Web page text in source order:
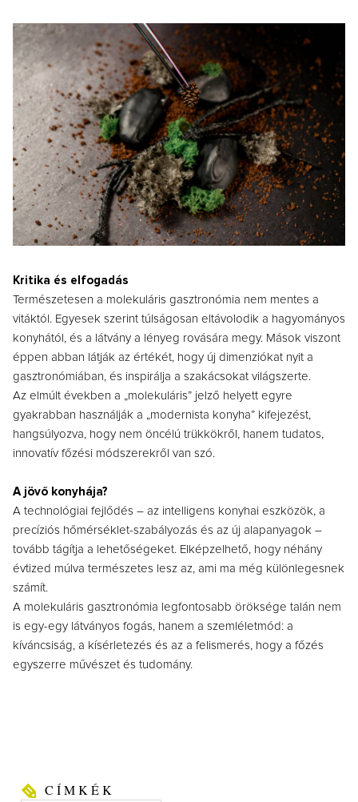
Kritika és elfogadás
Természetesen a molekuláris gasztronómia nem mentes a
vitáktól. Egyesek szerint túlságosan eltávolodik a hagyományos
konyhától, és a látvány a lényeg rovására megy. Mások viszont
éppen abban látják az értékét, hogy új dimenziókat nyit a
gasztronómiában, és inspirálja a szakácsokat világszerte.
Az elmúlt években a „molekuláris” jelző helyett egyre
gyakrabban használják a „modernista konyha” kifejezést,
hangsúlyozva, hogy nem öncélú trükkökről, hanem tudatos,
innovatív főzési módszerekről van szó.
A jövő konyhája?
A technológiai fejlődés – az intelligens konyhai eszközök, a
precíziós hőmérséklet-szabályozás és az új alapanyagok –
tovább tágítja a lehetőségeket. Elképzelhető, hogy néhány
évtized múlva természetes lesz az, ami ma még különlegesnek
számít.
A molekuláris gasztronómia legfontosabb öröksége talán nem
is egy-egy látványos fogás, hanem a szemléletmód: a
kíváncsiság, a kísérletezés és az a felismerés, hogy a főzés
egyszerre művészet és tudomány.
CÍMKÉK